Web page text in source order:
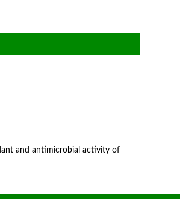
and antimicrobial activity of